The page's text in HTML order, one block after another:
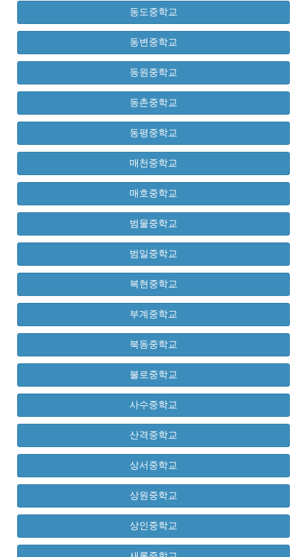
동도중학교
동변중학교
동원중학교
동촌중학교
동평중학교
매천중학교
매호중학교
범물중학교
범일중학교
복현중학교
부계중학교
북동중학교
불로중학교
사수중학교
산격중학교
상서중학교
상원중학교
상인중학교